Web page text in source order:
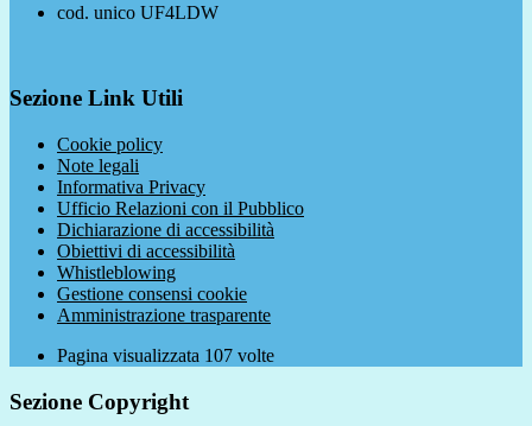
cod. unico UF4LDW
Sezione Link Utili
Cookie policy
Note legali
Informativa Privacy
Ufficio Relazioni con il Pubblico
Dichiarazione di accessibilità
Obiettivi di accessibilità
Whistleblowing
Gestione consensi cookie
Amministrazione trasparente
Pagina visualizzata 107 volte
Sezione Copyright